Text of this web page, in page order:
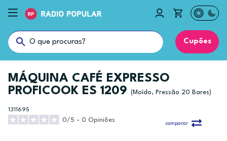
Cupões
MÁQUINA CAFÉ EXPRESSO
PROFICOOK ES 1209
(Moído, Pressão 20 Bares)
1311695
0/5 - 0 Opiniões
comparar